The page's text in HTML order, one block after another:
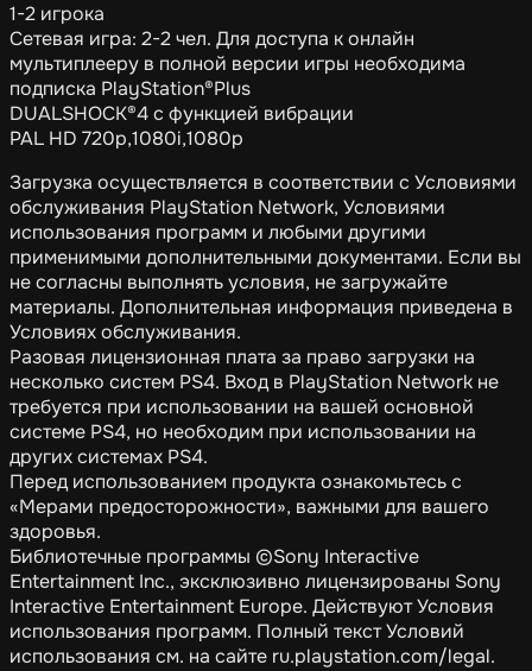
1-2 игрока
Сетевая игра: 2-2 чел. Для доступа к онлайн
мультиплееру в полной версии игры необходима
подписка PlayStation®Plus
DUALSHOCK®4 с функцией вибрации
PAL HD 720p,1080i,1080p
Загрузка осуществляется в соответствии с Условиями
обслуживания PlayStation Network, Условиями
использования программ и любыми другими
применимыми дополнительными документами. Если вы
не согласны выполнять условия, не загружайте
материалы. Дополнительная информация приведена в
Условиях обслуживания.
Разовая лицензионная плата за право загрузки на
несколько систем PS4. Вход в PlayStation Network не
требуется при использовании на вашей основной
системе PS4, но необходим при использовании на
других системах PS4.
Перед использованием продукта ознакомьтесь с
«Мерами предосторожности», важными для вашего
здоровья.
Библиотечные программы ©Sony Interactive
Entertainment Inc., эксклюзивно лицензированы Sony
Interactive Entertainment Europe. Действуют Условия
использования программ. Полный текст Условий
использования см. на сайте ru.playstation.com/legal.